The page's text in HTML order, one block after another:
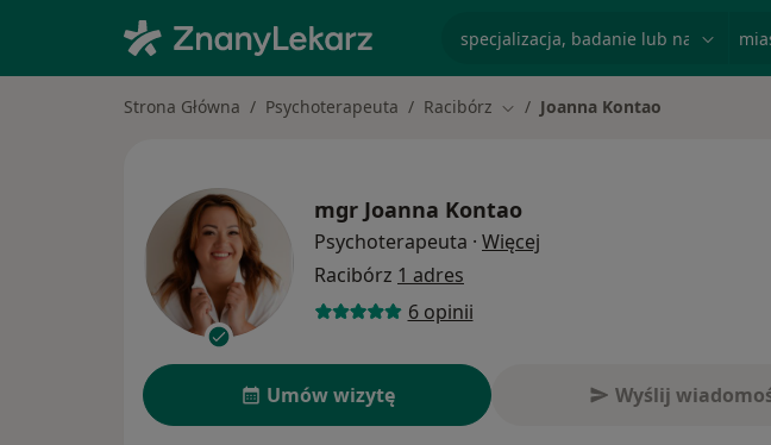
Strona Główna Psychoterapeuta Racibórz Zmień miasto
Joanna Kontao
mgr Joanna Kontao
Psychoterapeuta · Więcej
Racibórz 1 adres
6 opinii
Umów wizytę Wyślij